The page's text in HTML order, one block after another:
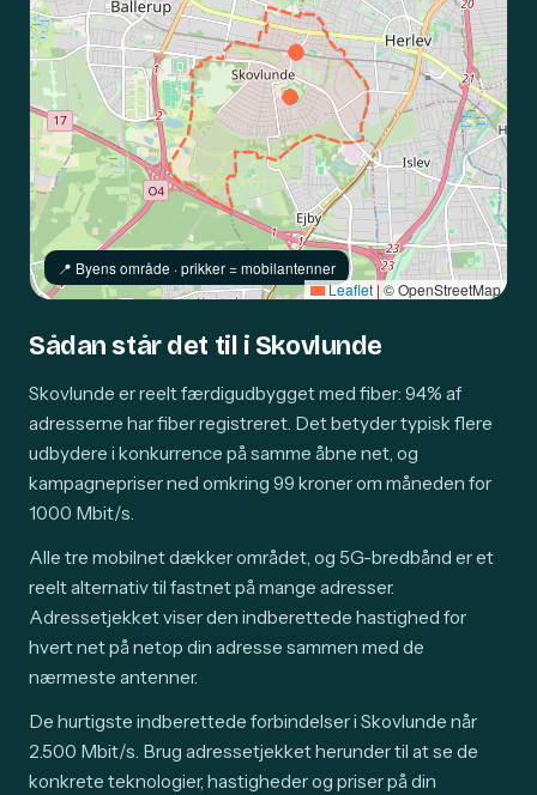
📍️ Byens område · prikker = mobilantenner
Leaflet |© OpenStreetMap
Sådan står det til i Skovlunde
Skovlunde er reelt færdigudbygget med fiber: 94% af
adresserne har fiber registreret. Det betyder typisk flere
udbydere i konkurrence på samme åbne net, og
kampagnepriser ned omkring 99 kroner om måneden for
1000 Mbit/s.
Alle tre mobilnet dækker området, og 5G-bredbånd er et
reelt alternativ til fastnet på mange adresser.
Adressetjekket viser den indberettede hastighed for
hvert net på netop din adresse sammen med de
nærmeste antenner.
De hurtigste indberettede forbindelser i Skovlunde når
2.500 Mbit/s. Brug adressetjekket herunder til at se de
konkrete teknologier, hastigheder og priser på din